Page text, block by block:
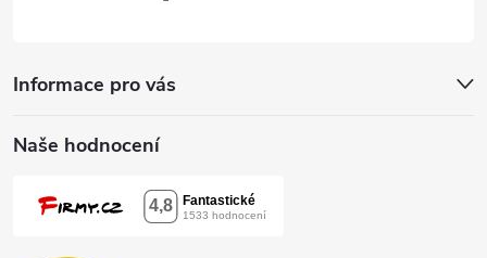
Informace pro vás
Naše hodnocení